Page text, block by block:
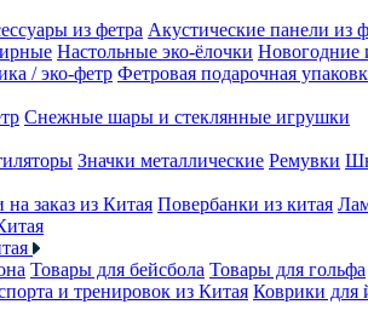
из фетра Акустические панели из
Настольные эко-ёлочки Новогодние
/ эко-фетр Фетровая подарочная
Снежные шары и стеклянные игрушки
Значки металлические Ремувки
на заказ из Китая Повербанки из китая
Товары для бейсбола Товары для гольфа
и тренировок из Китая Коврики для